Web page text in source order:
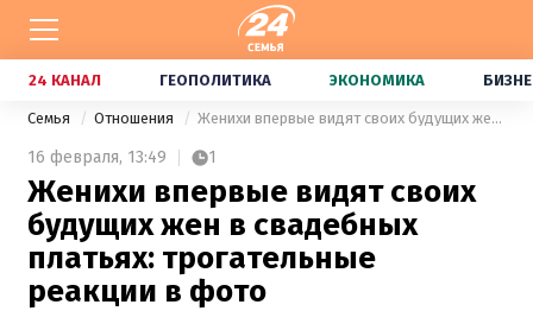
24 КАНАЛ ГЕОПОЛИТИКА ЭКОНОМИКА
Семья Отношения Женихи впервые видят своих будущих жен в свадебных платьях: трогательные реакции в фото
16 февраля, 13:49 1
Женихи впервые видят своих
будущих жен в свадебных
платьях: трогательные
реакции в фото